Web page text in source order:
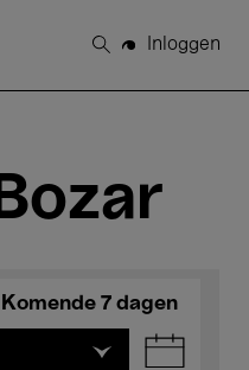
Zoeken
Inloggen
Komende 7 dagen